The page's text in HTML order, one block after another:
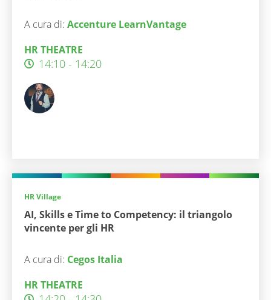
A cura di: Accenture LearnVantage
HR THEATRE
14:10 - 14:20
HR Village
AI, Skills e Time to Competency: il triangolo
vincente per gli HR
A cura di: Cegos Italia
HR THEATRE